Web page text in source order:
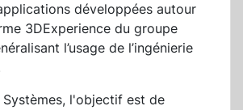
développées autour
3DExperience du groupe
l’usage de l’ingénierie
Systèmes, l'objectif est de